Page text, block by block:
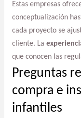
Estas empresas
conceptualización
cada proyecto se
cliente. La
que conocen las
Preguntas
compra e
infantiles